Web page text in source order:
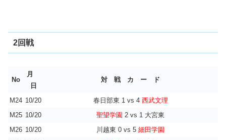
2回戦
No
月
日
対 戦 カ ー ド
M24 10/20 春日部東 1 vs 4 西武文理
M25 10/20 聖望学園 2 vs 1 大宮東
M26 10/20 川越東 0 vs 5 細田学園